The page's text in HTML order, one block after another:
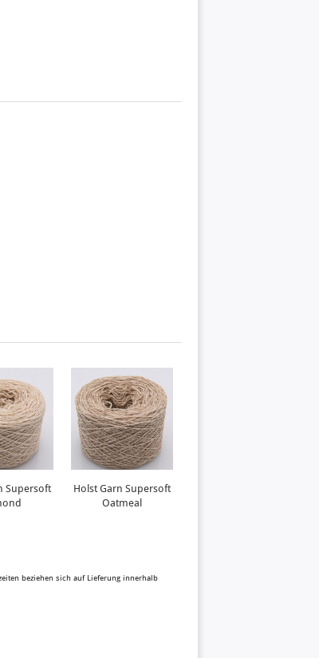
Supersoft
Holst Garn Supersoft
Oatmeal
beziehen sich auf Lieferung innerhalb